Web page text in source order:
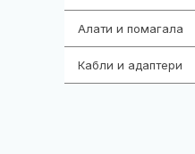
Алати и помагала
Кабли и адаптери